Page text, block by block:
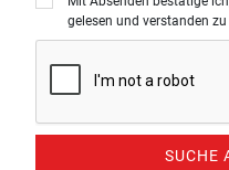
gelesen und verstanden
SUCHE